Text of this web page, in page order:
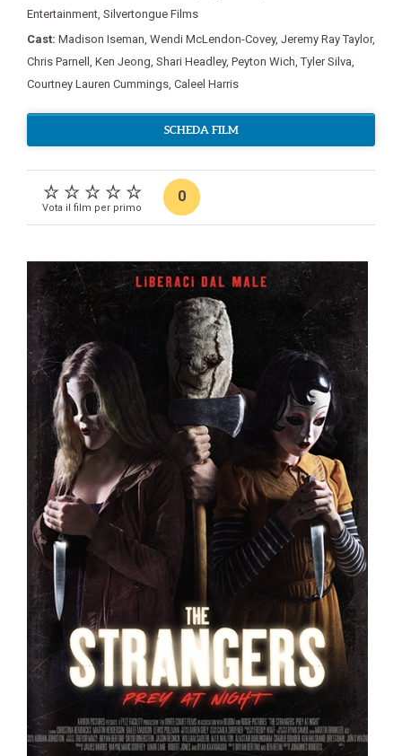
Entertainment, Silvertongue Films
Cast: Madison Iseman, Wendi McLendon-Covey, Jeremy Ray Taylor,
Chris Parnell , Ken Jeong, Shari Headley, Peyton Wich,Tyler Silva,
Courtney Lauren Cummings, Caleel Harris
SCHEDA FILM
Vota il film per primo
0